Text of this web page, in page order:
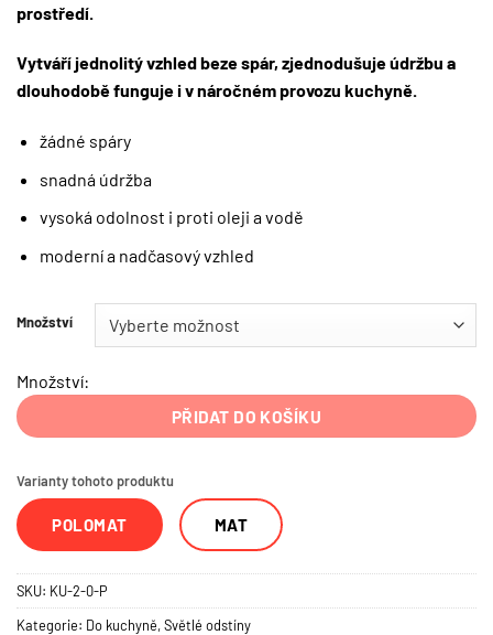
prostředí.
Vytváří jednolitý vzhled beze spár, zjednodušuje údržbu a
dlouhodobě funguje i v náročném provozu kuchyně.
žádné spáry
snadná údržba
vysoká odolnost i proti oleji a vodě
moderní a nadčasový vzhled
Množství
Množství:
PŘIDAT DO KOŠÍKU
Varianty tohoto produktu
POLOMAT MAT
SKU: KU-2-0-P
Kategorie: Do kuchyně,Světlé odstíny